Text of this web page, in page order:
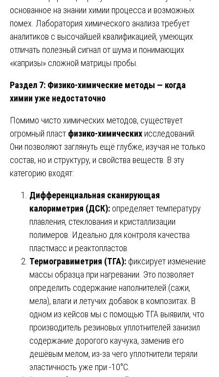
основанное на знании химии процесса и возможных
помех. Лаборатория химического анализа требует
аналитиков с высочайшей квалификацией, умеющих
отличать полезный сигнал от шума и понимающих
«капризы» сложной матрицы пробы.
Раздел 7: Физико-химические методы — когда
химии уже недостаточно
Помимо чисто химических методов, существует
огромный пласт физико-химических исследований.
Они позволяют заглянуть ещё глубже, изучая не только
состав, но и структуру, и свойства веществ. В эту
категорию входят:
Дифференциальная сканирующая
калориметрия (ДСК): определяет температуру
плавления, стеклования и кристаллизации
полимеров. Идеально для контроля качества
пластмасс и реактопластов.
Термогравиметрия (ТГА): фиксирует изменение
массы образца при нагревании. Это позволяет
определить содержание наполнителей (сажи,
мела), влаги и летучих добавок в композитах. В
одном из кейсов мы с помощью ТГА выявили, что
производитель резиновых уплотнителей занизил
содержание дорогого каучука, заменив его
дешёвым мелом, из-за чего уплотнители теряли
эластичность уже при -10°C.